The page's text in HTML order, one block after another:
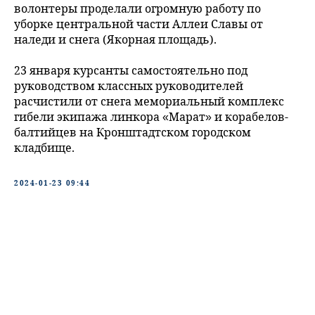
волонтеры проделали огромную работу по
уборке центральной части Аллеи Славы от
наледи и снега (Якорная площадь).
23 января курсанты самостоятельно под
руководством классных руководителей
расчистили от снега мемориальный комплекс
гибели экипажа линкора «Марат» и корабелов-
балтийцев на Кронштадтском городском
кладбище.
2024-01-23 09:44